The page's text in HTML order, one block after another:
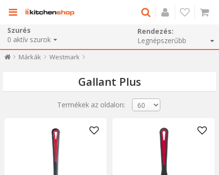
Szurés
0 aktív szurok
Rendezés:
Márkák Westmark
Gallant Plus
Termékek az oldalon: